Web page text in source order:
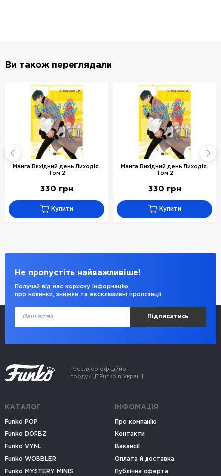
Ви також переглядали
Манга Вихідний день Лиходія.
Том 2
330 грн
Купити
Манга Вихідний день Лиходія.
Том 2
330 грн
Купити
Не пропустіть найважливіше!
Получай від нас корисну інформацію
про новинки, знижки та ексклюзивні пропозиції
Підписатись
Реселлер офіційної
продукції Funko в Україні
КАТАЛОГ
Funko POP
Funko DORBZ
Funko VYNL
Funko WOBBLER
Funko MYSTERY MINIS
ІНФОМАЦІЯ
Про компанію
Контакти
Вакансії
Оплата й доставка
Публічна оферта